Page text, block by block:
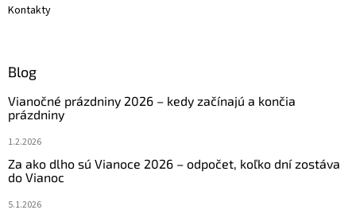
Kontakty
Blog
Vianočné prázdniny 2026 – kedy začínajú a končia
prázdniny
1.2.2026
Za ako dlho sú Vianoce 2026 – odpočet, koľko dní zostáva
do Vianoc
5.1.2026